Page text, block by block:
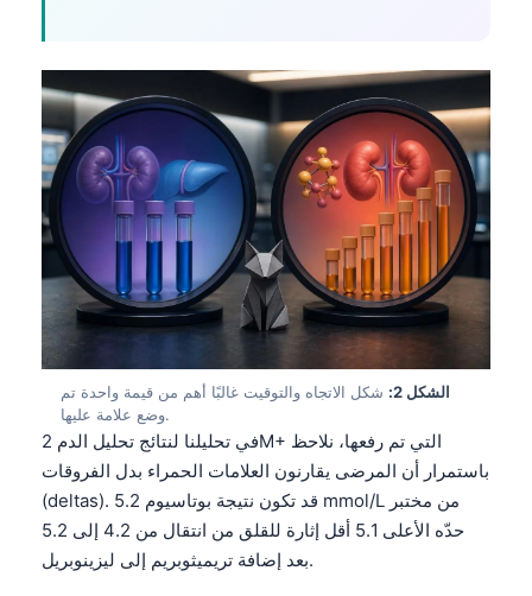
الشكل 2:
شكل الاتجاه والتوقيت غالبًا أهم من قيمة واحدة تم
وضع علامة عليها.
في تحليلنا لنتائج تحليل الدم 2M+ التي تم رفعها، نلاحظ
باستمرار أن المرضى يقارنون العلامات الحمراء بدل الفروقات
(deltas). قد تكون نتيجة بوتاسيوم 5.2 mmol/L من مختبر
حدّه الأعلى 5.1 أقل إثارة للقلق من انتقال من 4.2 إلى 5.2
بعد إضافة تريميثوبريم إلى ليزينوبريل.